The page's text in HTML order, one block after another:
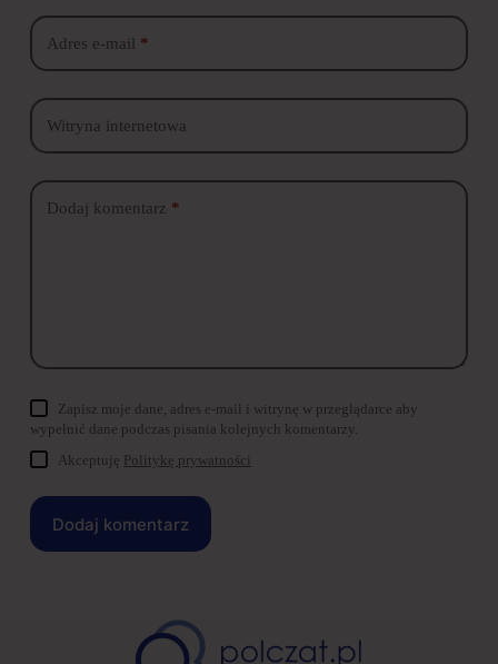
Adres e-mail *
Witryna internetowa
Dodaj komentarz *
Zapisz moje dane, adres e-mail i witrynę w przeglądarce aby
wypełnić dane podczas pisania kolejnych komentarzy.
Akceptuję Politykę prywatności
Dodaj komentarz